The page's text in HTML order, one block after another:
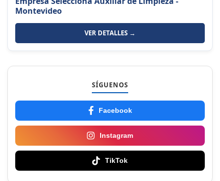
Montevideo
VER DETALLES →
SÍGUENOS
Facebook
Instagram
TikTok